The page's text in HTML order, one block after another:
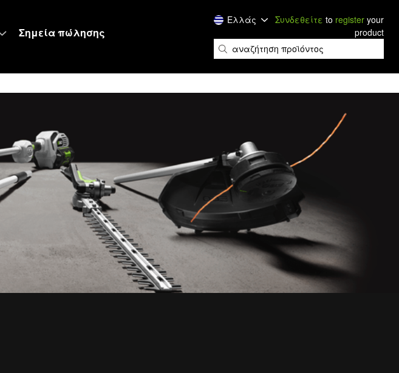
Σημεία πώλησης
Ελλάς Συνδεθείτε to register your
product